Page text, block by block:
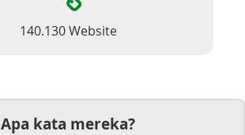
140.130 Website
Apa kata mereka?